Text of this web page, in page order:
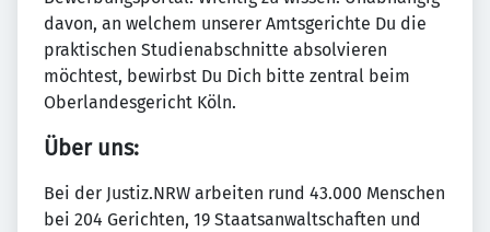
davon, an welchem unserer Amtsgerichte Du die
praktischen Studienabschnitte absolvieren
möchtest, bewirbst Du Dich bitte zentral beim
Oberlandesgericht Köln.
Über uns:
Bei der Justiz.NRW arbeiten rund 43.000 Menschen
bei 204 Gerichten, 19 Staatsanwaltschaften und